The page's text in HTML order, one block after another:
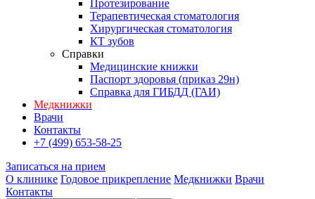
Протезирование
Терапевтическая стоматология
Хирургическая стоматология
КТ зубов
Справки
Медицинские книжки
Паспорт здоровья (приказ 29н)
Справка для ГИБДД (ГАИ)
Медкнижки
Врачи
Контакты
+7 (499) 653-58-25
Записаться на прием
О клинике Годовое прикрепление Медкнижки Врачи
Контакты